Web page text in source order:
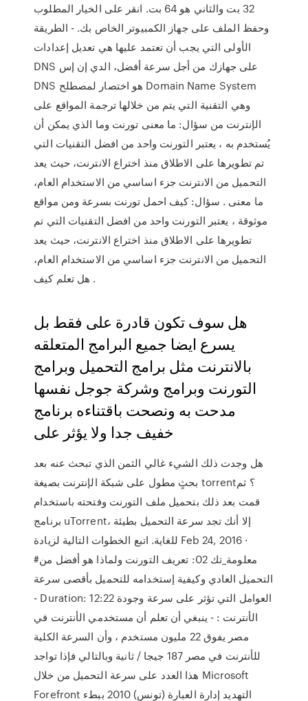
32 بت والثاني هو 64 بت. انقر على الخيار المطلوب
وحفظ الملف على جهاز الكمبيوتر الخاص بك. - الطريقة
الأولى التي يجب أن تعتمد عليها هي تعديل إعدادات
DNS على جهازك من أجل سرعة أفضل، الدي إن إس
DNS هو اختصار لمصطلح Domain Name System
وهي التقنية التي يتم من خلالها ترجمة المواقع على
الإنترنت من سؤال: ما معنى تورنت وما الذي يمكن أن
يُستخدم به ، يعتبر التورنت واحد من افضل التقنيات التي
تم تطويرها على الاطلاق منذ اختراع الانترنت، حيث يعد
التحميل من الانترنت جزء اساسي من الاستخدام العام،
ما معنى . سؤال: كيف احمل تورنت بسرعة ومن مواقع
موثوقة ، يعتبر التورنت واحد من افضل التقنيات التي تم
تطويرها على الاطلاق منذ اختراع الانترنت، حيث يعد
التحميل من الانترنت جزء اساسي من الاستخدام العام،
هل تعلم كيف .
هل سوف تكون قادرة على فقط بل
يسرع ايضا جميع البرامج المتعلقه
بالانترنت مثل برامج التحميل وبرامج
التورنت وبرامج وشركة جوجل نفسها
مدحت به ونصحت باقتناءه برنامج
خفيف جدا ولا يؤثر على
هل وجدت ذلك الشيء غالي الثمن الذي تبحث عنه بعد
بحثٍ مطول على شبكة الإنترنت بصيغة torrent؟ ثم
قمت بعد ذلك بتحميل ملف التورنت وفتحته باستخدام
برنامج uTorrent، إلا أنك تجد سرعة التحميل بطيئة
للغاية. اتبع الخطوات التالية لزيادة Feb 24, 2016 ·
#معلومة_تك 02: تعريف التورنت ولماذا هو أفضل من
التحميل العادي وكيفية إستخدامه للتحميل بأقصى سرعة
- Duration: 12:22 العوامل التي تؤثر على سرعة وجودة
الأنترنت : - ينبغي أن تعلم أن مستخدمي الأنترنت في
مصر يفوق 22 مليون مستخدم ، وأن السرعة الكلية
للأنترنت في مصر 187 جيجا / ثانية وبالتالي فإذا تواجد
هذا العدد على سرعة التحميل من خلال Microsoft
Forefront التهديد إدارة العبارة (تونس) 2010 ببطء